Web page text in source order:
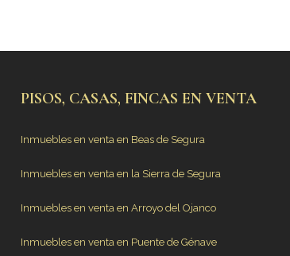
PISOS, CASAS, FINCAS EN VENTA
Inmuebles en venta en Beas de Segura
Inmuebles en venta en la Sierra de Segura
Inmuebles en venta en Arroyo del Ojanco
Inmuebles en venta en Puente de Génave